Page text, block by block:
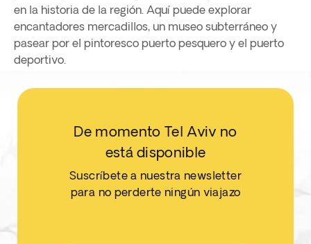
en la historia de la región. Aquí puede explorar
encantadores mercadillos, un museo subterráneo y
pasear por el pintoresco puerto pesquero y el puerto
deportivo.
De momento Tel Aviv no
está disponible
Suscríbete a nuestra newsletter
para no perderte ningún viajazo